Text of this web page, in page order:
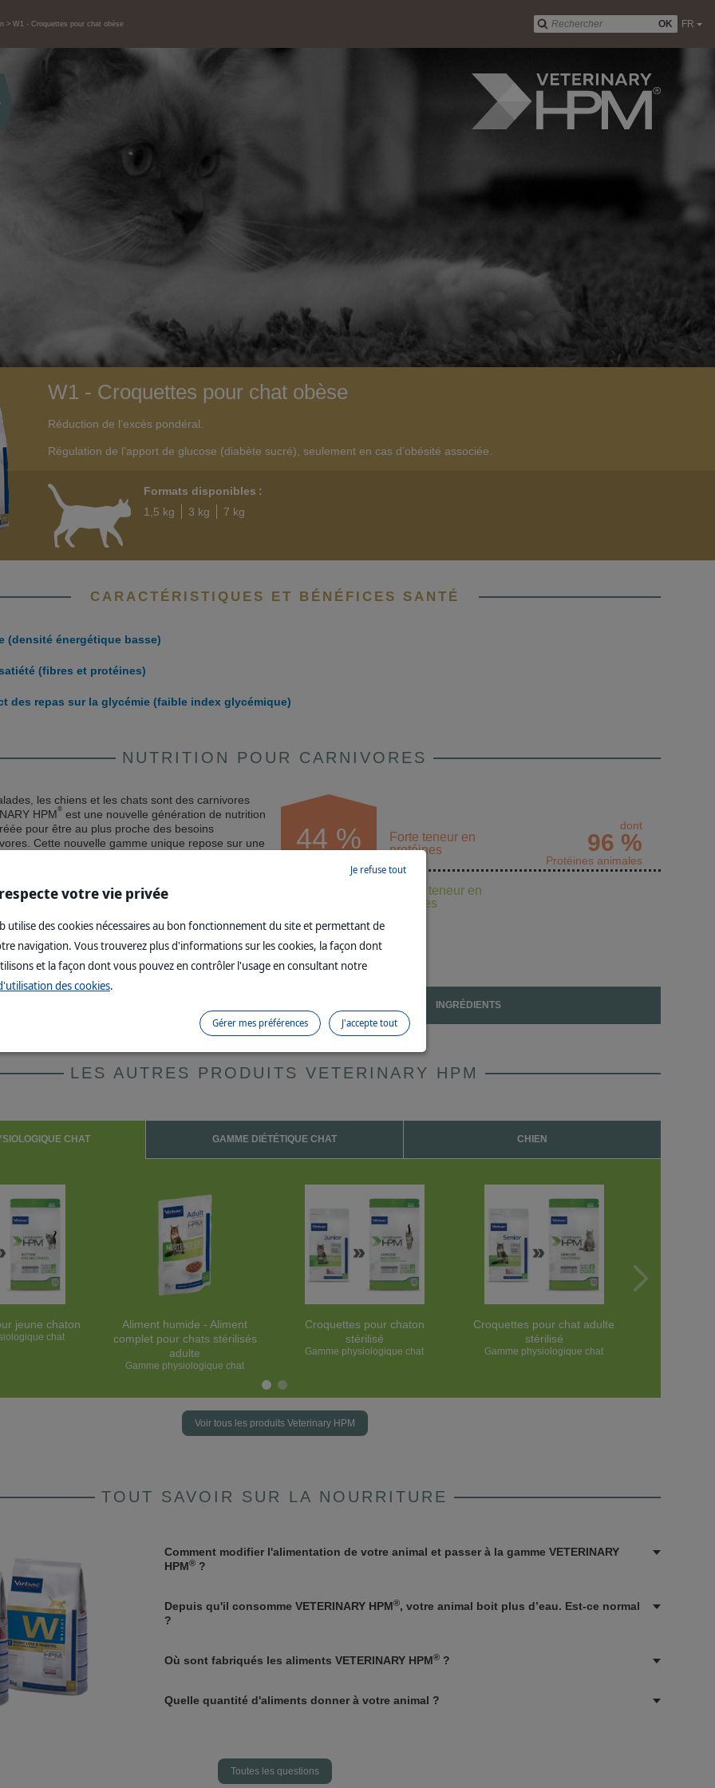
OK FR
W1 - Croquettes pour chat obèse
W1 - Croquettes pour chat obèse
Réduction de l’excès pondéral.
Régulation de l’apport de glucose (diabète sucré), seulement en cas d’obésité associée.
Formats disponibles :
1,5 kg
3 kg 7 kg
CARACTÉRISTIQUES ET BÉNÉFICES SANTÉ
(densité énergétique basse)
(fibres et protéines)
des repas sur la glycémie (faible index glycémique)
NUTRITION POUR CARNIVORES
les chiens et les chats sont des carnivores
HPM® est une nouvelle génération de nutrition
pour être au plus proche des besoins
Cette nouvelle gamme unique repose sur une
et riche en protéines. Il en résulte une
de votre animal.
44 %
Forte teneur en
protéines
dont
96 %
Protéines animales
Faible teneur en
glucides
INGRÉDIENTS
LES AUTRES PRODUITS VETERINARY HPM
CHAT GAMME DIÉTÉTIQUE CHAT CHIEN
jeune chaton
chat
Aliment humide - Aliment
complet pour chats stérilisés
adulte
Gamme physiologique chat
Croquettes pour chaton
stérilisé
Gamme physiologique chat
Croquettes pour chat adulte
stérilisé
Gamme physiologique chat
Voir tous les produits Veterinary HPM
TOUT SAVOIR SUR LA NOURRITURE
Comment modifier l'alimentation de votre animal et passer à la gamme VETERINARY
HPM® ?
Depuis qu'il consomme VETERINARY HPM®, votre animal boit plus d’eau. Est-ce normal
?
Où sont fabriqués les aliments VETERINARY HPM® ?
Quelle quantité d'aliments donner à votre animal ?
Toutes les questions
votre vie privée
utilise des cookies nécessaires au bon fonctionnement du site et permettant de
navigation. Vous trouverez plus d'informations sur les cookies, la façon dont
et la façon dont vous pouvez en contrôler l'usage en consultant notre
des cookies.
Je refuse tout
J'accepte tout
Gérer mes préférences